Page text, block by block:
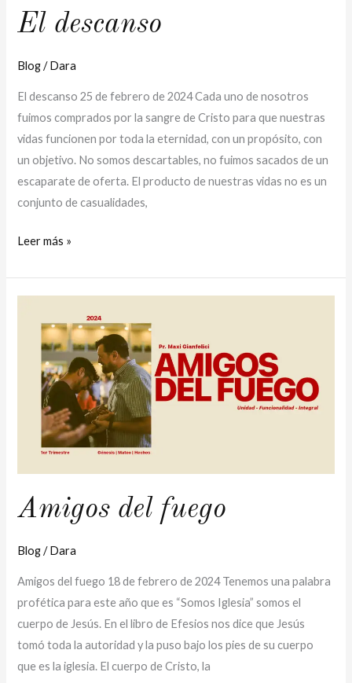
El descanso
Blog/Dara
El descanso 25 de febrero de 2024 Cada uno de nosotros
fuimos comprados por la sangre de Cristo para que nuestras
vidas funcionen por toda la eternidad, con un propósito, con
un objetivo. No somos descartables, no fuimos sacados de un
escaparate de oferta. El producto de nuestras vidas no es un
conjunto de casualidades,
Leer más »
Amigos del fuego
Blog/Dara
Amigos del fuego 18 de febrero de 2024 Tenemos una palabra
profética para este año que es “Somos Iglesia” somos el
cuerpo de Jesús. En el libro de Efesios nos dice que Jesús
tomó toda la autoridad y la puso bajo los pies de su cuerpo
que es la iglesia. El cuerpo de Cristo, la
fuego